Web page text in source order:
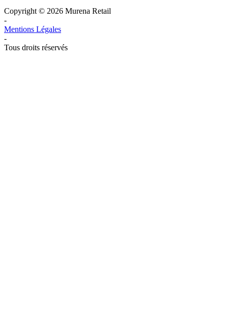
Copyright © 2026 Murena Retail
-
Mentions Légales
-
Tous droits réservés